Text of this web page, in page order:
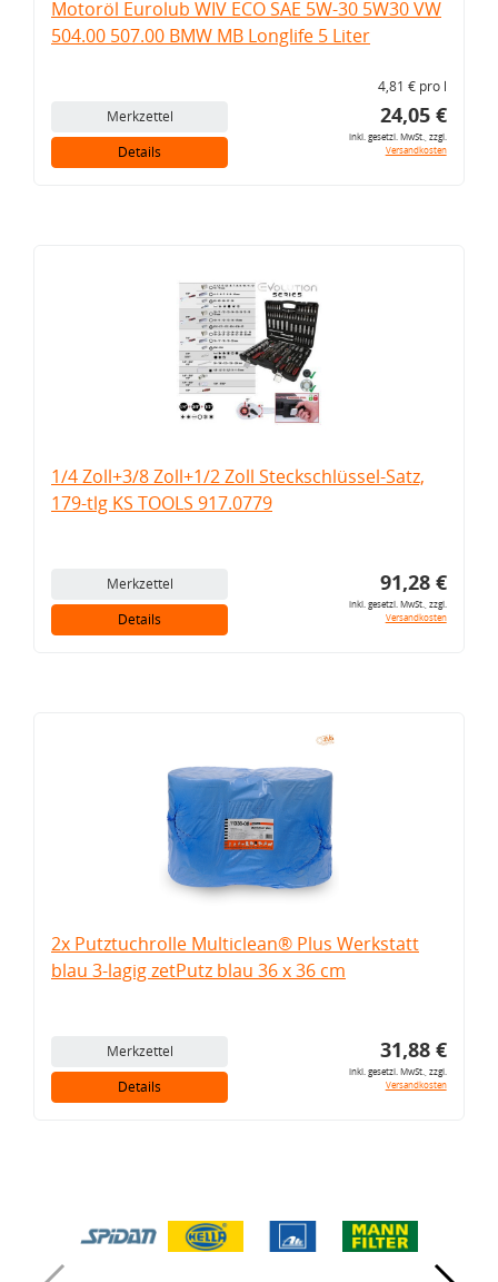
Motoröl Eurolub WIV ECO SAE 5W-30 5W30 VW
504.00 507.00 BMW MB Longlife 5 Liter
Merkzettel
Details
4,81 € pro l
24,05 €
inkl. gesetzl. MwSt., zzgl.
Versandkosten
1/4 Zoll+3/8 Zoll+1/2 Zoll Steckschlüssel-Satz,
179-tlg KS TOOLS 917.0779
Merkzettel
Details
91,28 €
inkl. gesetzl. MwSt., zzgl.
Versandkosten
2x Putztuchrolle Multiclean® Plus Werkstatt
blau 3-lagig zetPutz blau 36 x 36 cm
Merkzettel
Details
31,88 €
inkl. gesetzl. MwSt., zzgl.
Versandkosten